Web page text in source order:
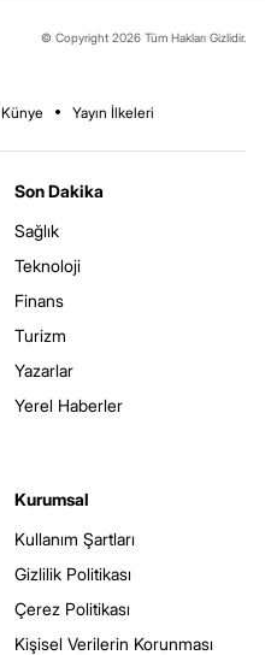
© Copyright 2026 Tüm Hakları Gizlidir.
Künye Yayın İlkeleri
Son Dakika
Sağlık
Teknoloji
Finans
Turizm
Yazarlar
Yerel Haberler
Kurumsal
Kullanım Şartları
Gizlilik Politikası
Çerez Politikası
Kişisel Verilerin Korunması